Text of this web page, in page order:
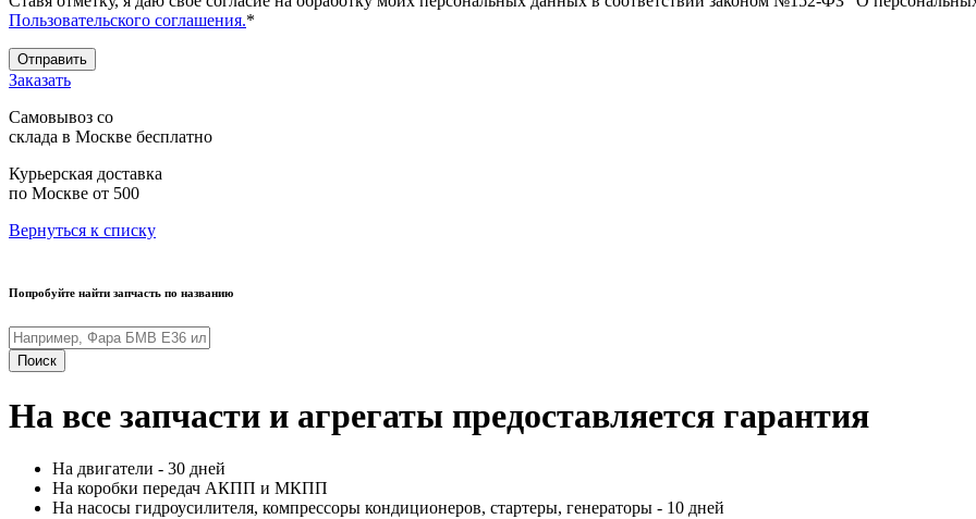
Пользовательского соглашения.*
Отправить
Заказать
Самовывоз со
склада в Москве бесплатно
Курьерская доставка
по Москве от 500
Вернуться к списку
Попробуйте найти запчасть по названию
Поиск
На все запчасти и агрегаты предоставляется гарантия
На двигатели - 30 дней
На коробки передач АКПП и МКПП
На насосы гидроусилителя, компрессоры кондиционеров, стартеры, генераторы - 10 дней